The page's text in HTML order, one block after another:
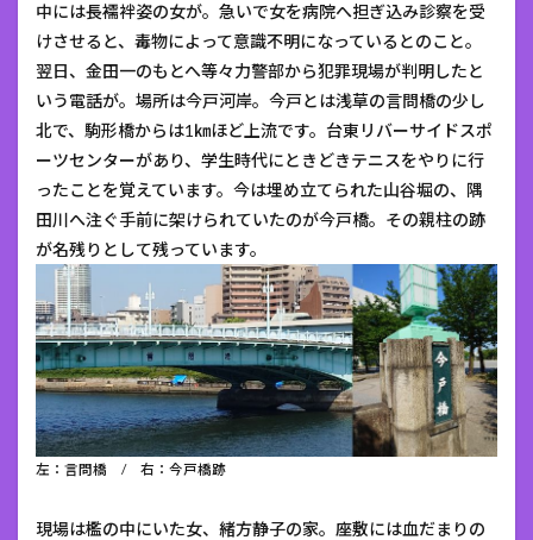
中には長襦袢姿の女が。急いで女を病院へ担ぎ込み診察を受
けさせると、毒物によって意識不明になっているとのこと。
翌日、金田一のもとへ等々力警部から犯罪現場が判明したと
いう電話が。場所は今戸河岸。今戸とは浅草の言問橋の少し
北で、駒形橋からは1㎞ほど上流です。台東リバーサイドスポ
ーツセンターがあり、学生時代にときどきテニスをやりに行
ったことを覚えています。今は埋め立てられた山谷堀の、隅
田川へ注ぐ手前に架けられていたのが今戸橋。その親柱の跡
が名残りとして残っています。
左：言問橋 / 右：今戸橋跡
現場は檻の中にいた女、緒方静子の家。座敷には血だまりの